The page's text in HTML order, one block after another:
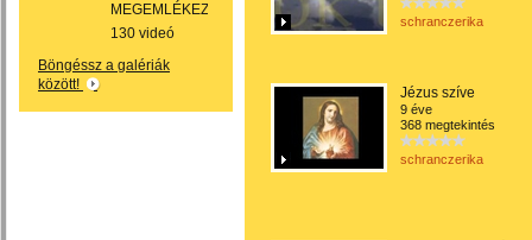
MEGEMLÉKEZÉSEK
130 videó
Böngéssz a galériák
között!
schranczerika
Jézus szíve
9 éve
368 megtekintés
schranczerika